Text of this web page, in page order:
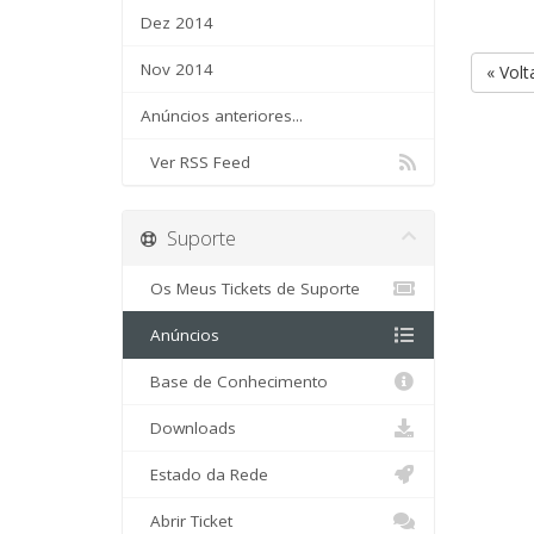
Dez 2014
Nov 2014
Anúncios anteriores...
Ver RSS Feed
«
Suporte
Os Meus Tickets de Suporte
Anúncios
Base de Conhecimento
Downloads
Estado da Rede
Abrir Ticket